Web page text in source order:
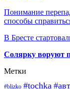
Понимание
способы
В Бресте
Солярку воруют
Метки
#blizko #tochka